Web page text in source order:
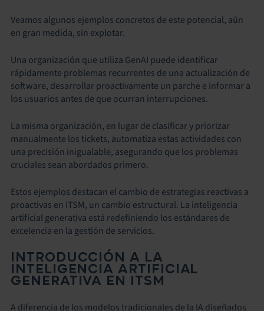
Veamos algunos ejemplos concretos de este potencial, aún
en gran medida, sin explotar.
Una organización que utiliza GenAI puede identificar
rápidamente problemas recurrentes de una actualización de
software, desarrollar proactivamente un parche e informar a
los usuarios antes de que ocurran interrupciones.
La misma organización, en lugar de clasificar y priorizar
manualmente los tickets, automatiza estas actividades con
una precisión inigualable, asegurando que los problemas
cruciales sean abordados primero.
Estos ejemplos destacan el cambio de estrategias reactivas a
proactivas en ITSM, un cambio estructural. La inteligencia
artificial generativa está redefiniendo los estándares de
excelencia en la gestión de servicios.
INTRODUCCIÓN A LA
INTELIGENCIA ARTIFICIAL
GENERATIVA EN ITSM
A diferencia de los modelos tradicionales de la IA diseñados